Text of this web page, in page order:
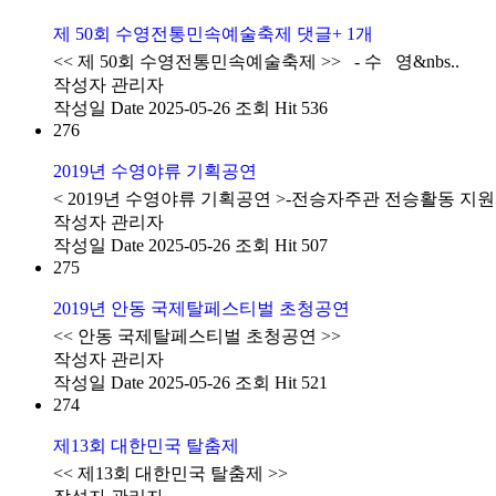
제 50회 수영전통민속예술축제 댓글+ 1개
<< 제 50회 수영전통민속예술축제 >> - 수 영&nbs..
작성자 관리자
작성일 Date 2025-05-26 조회 Hit 536
276
2019년 수영야류 기획공연
< 2019년 수영야류 기획공연 >-전승자주관 전승활동 지
작성자 관리자
작성일 Date 2025-05-26 조회 Hit 507
275
2019년 안동 국제탈페스티벌 초청공연
<< 안동 국제탈페스티벌 초청공연 >>
작성자 관리자
작성일 Date 2025-05-26 조회 Hit 521
274
제13회 대한민국 탈춤제
<< 제13회 대한민국 탈춤제 >>